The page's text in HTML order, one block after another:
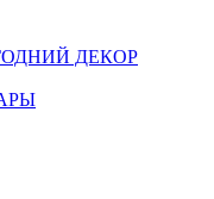
ДЕКОР